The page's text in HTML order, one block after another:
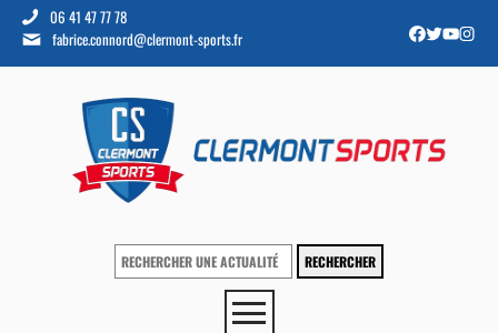
06 41 47 77 78
fabrice.connord@clermont-sports.fr